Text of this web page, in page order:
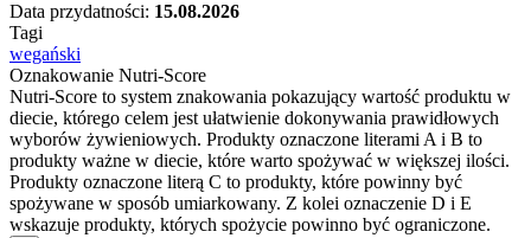
Data przydatności: 15.08.2026
Tagi
wegański
Oznakowanie Nutri-Score
Nutri-Score to system znakowania pokazujący wartość produktu w
diecie, którego celem jest ułatwienie dokonywania prawidłowych
wyborów żywieniowych. Produkty oznaczone literami A i B to
produkty ważne w diecie, które warto spożywać w większej ilości.
Produkty oznaczone literą C to produkty, które powinny być
spożywane w sposób umiarkowany. Z kolei oznaczenie D i E
wskazuje produkty, których spożycie powinno być ograniczone.